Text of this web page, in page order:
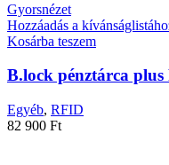
Gyorsnézet
Hozzáadás a
Kosárba teszem
B.lock pénztárca
Egyéb, RFID
82 900 Ft